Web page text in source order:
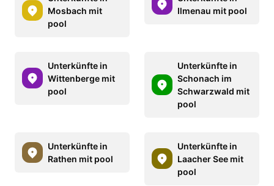
Mosbach mit
pool
Ilmenau mit pool
Unterkünfte in
Wittenberge mit
pool
Unterkünfte in
Schonach im
Schwarzwald mit
pool
Unterkünfte in
Rathen mit pool
Unterkünfte in
Laacher See mit
pool